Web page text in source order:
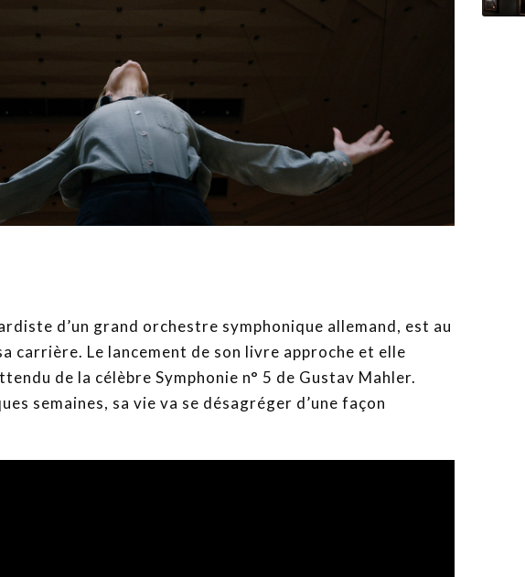
d’un grand orchestre symphonique allemand, est au
carrière. Le lancement de son livre approche et elle
de la célèbre Symphonie n° 5 de Gustav Mahler.
semaines, sa vie va se désagréger d’une façon